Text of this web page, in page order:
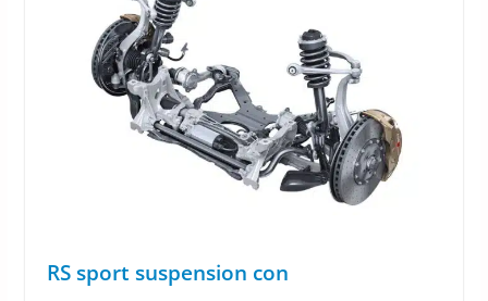
RS sport suspension con